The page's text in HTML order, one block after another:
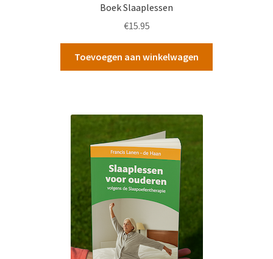
Boek Slaaplessen
€15.95
Toevoegen aan winkelwagen